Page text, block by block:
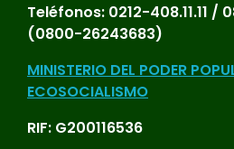
Teléfonos: 0212-408.11.11 /
(0800-26243683)
MINISTERIO DEL PODER
ECOSOCIALISMO
RIF: G200116536